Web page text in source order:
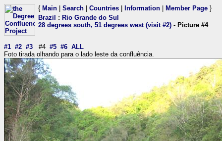
{ Main Search Countries Information Member Page }
Brazil
: Rio Grande do Sul
28 degrees south, 51 degrees west (visit #2) - Picture #4
#1 #2 #3 #4 #5 #6 ALL
Foto tirada olhando para o lado leste da confluência.